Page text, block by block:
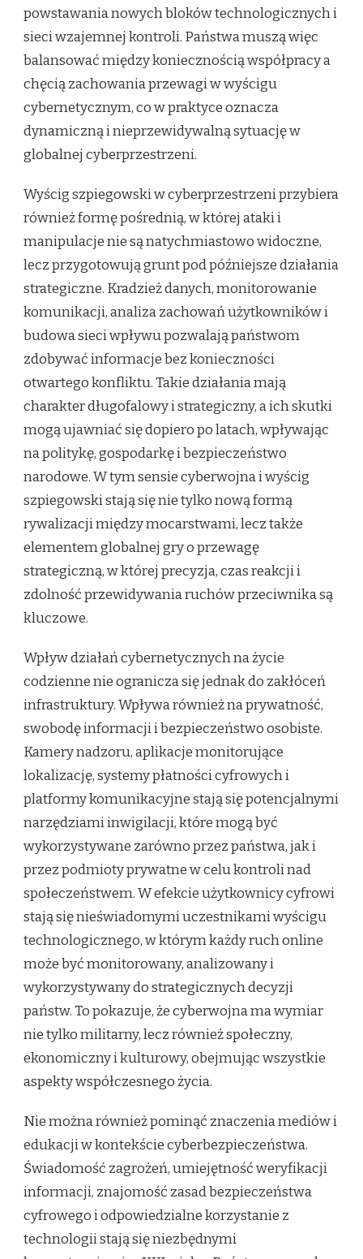
powstawania nowych bloków technologicznych i
sieci wzajemnej kontroli. Państwa muszą więc
balansować między koniecznością współpracy a
chęcią zachowania przewagi w wyścigu
cybernetycznym, co w praktyce oznacza
dynamiczną i nieprzewidywalną sytuację w
globalnej cyberprzestrzeni.
Wyścig szpiegowski w cyberprzestrzeni przybiera
również formę pośrednią, w której ataki i
manipulacje nie są natychmiastowo widoczne,
lecz przygotowują grunt pod późniejsze działania
strategiczne. Kradzież danych, monitorowanie
komunikacji, analiza zachowań użytkowników i
budowa sieci wpływu pozwalają państwom
zdobywać informacje bez konieczności
otwartego konfliktu. Takie działania mają
charakter długofalowy i strategiczny, a ich skutki
mogą ujawniać się dopiero po latach, wpływając
na politykę, gospodarkę i bezpieczeństwo
narodowe. W tym sensie cyberwojna i wyścig
szpiegowski stają się nie tylko nową formą
rywalizacji między mocarstwami, lecz także
elementem globalnej gry o przewagę
strategiczną, w której precyzja, czas reakcji i
zdolność przewidywania ruchów przeciwnika są
kluczowe.
Wpływ działań cybernetycznych na życie
codzienne nie ogranicza się jednak do zakłóceń
infrastruktury. Wpływa również na prywatność,
swobodę informacji i bezpieczeństwo osobiste.
Kamery nadzoru, aplikacje monitorujące
lokalizację, systemy płatności cyfrowych i
platformy komunikacyjne stają się potencjalnymi
narzędziami inwigilacji, które mogą być
wykorzystywane zarówno przez państwa, jak i
przez podmioty prywatne w celu kontroli nad
społeczeństwem. W efekcie użytkownicy cyfrowi
stają się nieświadomymi uczestnikami wyścigu
technologicznego, w którym każdy ruch online
może być monitorowany, analizowany i
wykorzystywany do strategicznych decyzji
państw. To pokazuje, że cyberwojna ma wymiar
nie tylko militarny, lecz również społeczny,
ekonomiczny i kulturowy, obejmując wszystkie
aspekty współczesnego życia.
Nie można również pominąć znaczenia mediów i
edukacji w kontekście cyberbezpieczeństwa.
Świadomość zagrożeń, umiejętność weryfikacji
informacji, znajomość zasad bezpieczeństwa
cyfrowego i odpowiedzialne korzystanie z
technologii stają się niezbędnymi